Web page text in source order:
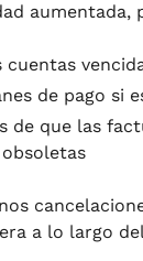
aumentada,
cuentas
de pago si
de que las
a lo largo